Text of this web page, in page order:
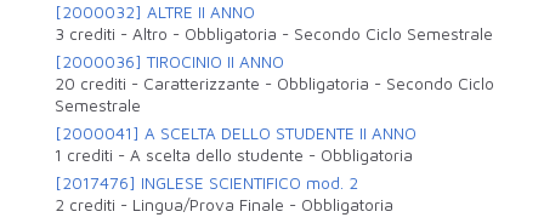
[2000032] ALTRE II ANNO
3 crediti -Altro - Obbligatoria - Secondo Ciclo Semestrale
[2000036] TIROCINIO II ANNO
20 crediti - Caratterizzante - Obbligatoria - Secondo Ciclo
Semestrale
[2000041] A SCELTA DELLO STUDENTE II ANNO
1 crediti -A scelta dello studente - Obbligatoria
[2017476] INGLESE SCIENTIFICO mod. 2
2 crediti - Lingua/Prova Finale - Obbligatoria